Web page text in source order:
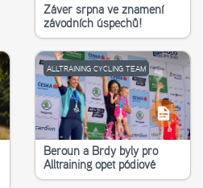
Závěr srpna ve znamení
závodních úspěchů!
ALLTRAINING CYCLING TEAM
Beroun a Brdy byly pro
Alltraining opět pódiové